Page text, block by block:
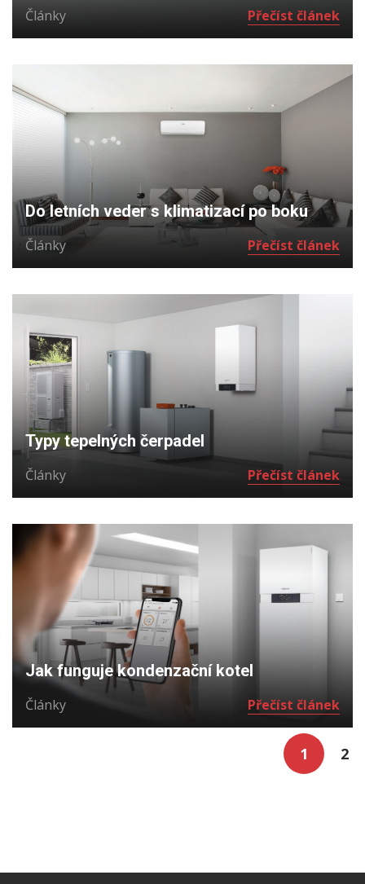
Články Přečíst článek
Do letních veder s klimatizací po boku
Články Přečíst článek
Typy tepelných čerpadel
Články Přečíst článek
Jak funguje kondenzační kotel
Články Přečíst článek
1 2